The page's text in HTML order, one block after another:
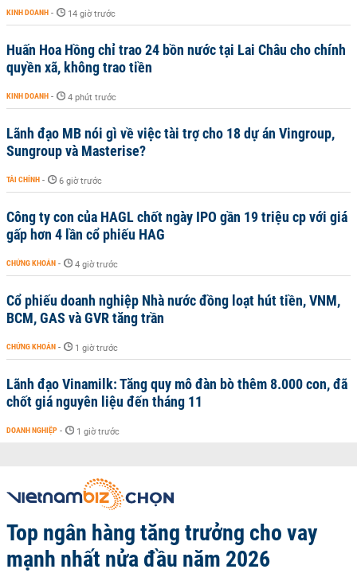
KINH DOANH - 14 giờ trước
Huấn Hoa Hồng chỉ trao 24 bồn nước tại Lai Châu cho chính
quyền xã, không trao tiền
KINH DOANH - 4 phút trước
Lãnh đạo MB nói gì về việc tài trợ cho 18 dự án Vingroup,
Sungroup và Masterise?
TÀI CHÍNH - 6 giờ trước
Công ty con của HAGL chốt ngày IPO gần 19 triệu cp với giá
gấp hơn 4 lần cổ phiếu HAG
CHỨNG KHOÁN - 4 giờ trước
Cổ phiếu doanh nghiệp Nhà nước đồng loạt hút tiền, VNM,
BCM, GAS và GVR tăng trần
CHỨNG KHOÁN - 1 giờ trước
Lãnh đạo Vinamilk: Tăng quy mô đàn bò thêm 8.000 con, đã
chốt giá nguyên liệu đến tháng 11
DOANH NGHIỆP - 1 giờ trước
Top ngân hàng tăng trưởng cho vay
mạnh nhất nửa đầu năm 2026